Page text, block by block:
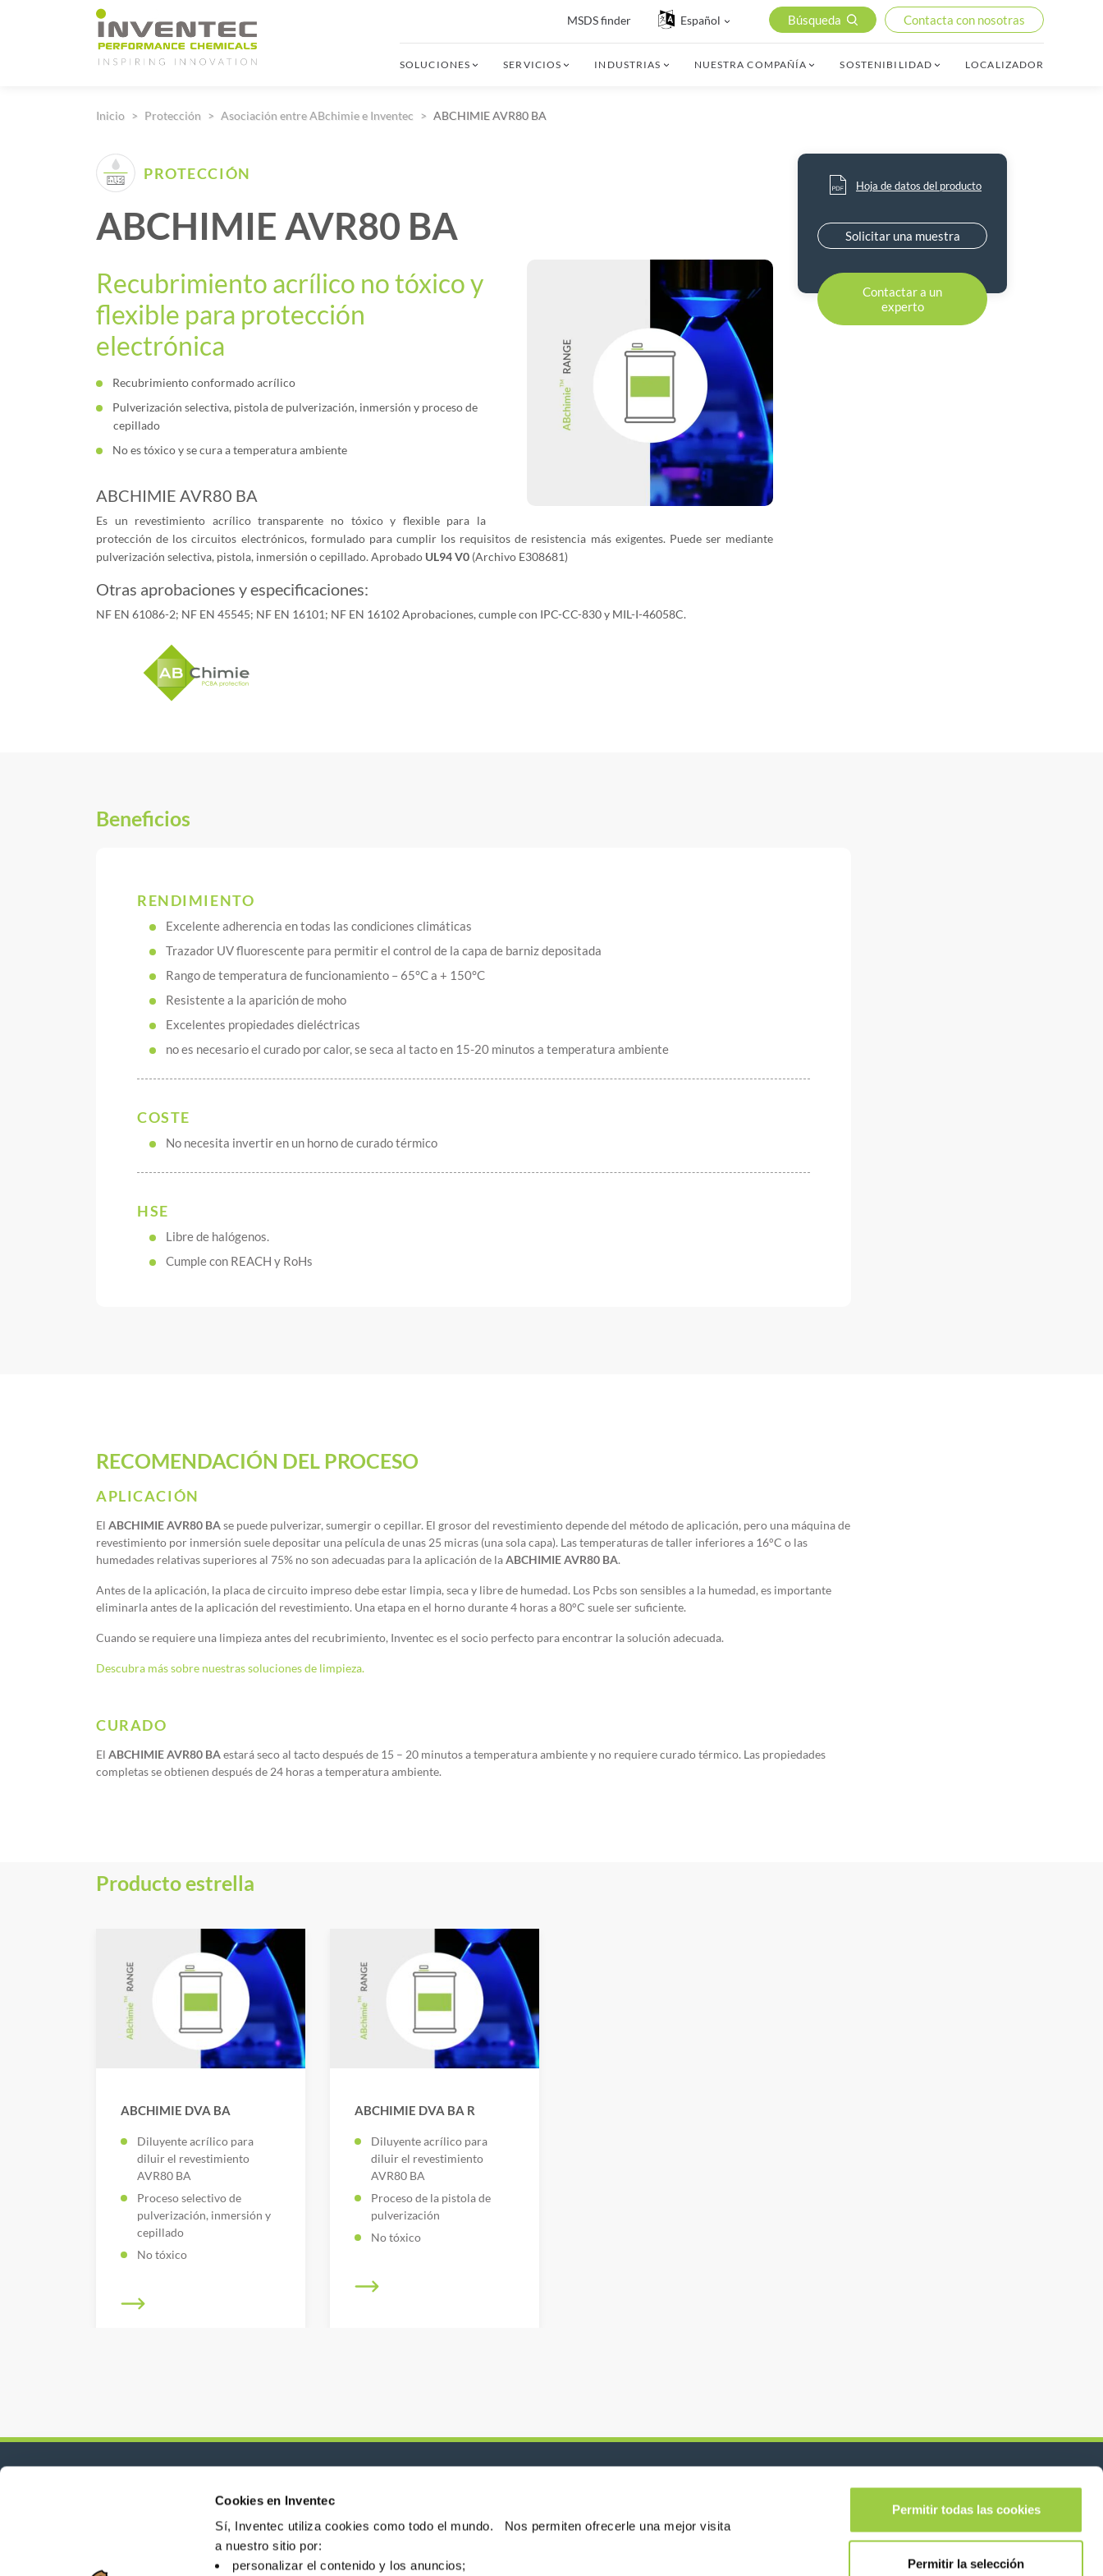
Cookies en Inventec
Sí, Inventec utiliza cookies como todo el mundo. Nos permiten ofrecerle una mejor visita
a nuestro sitio por:
personalizar el contenido y los anuncios;
Permitir todas las cookies
Permitir la selección
Main Navigation
MSDS finder Español Búsqueda Contacta con nosotras
SOLUCIONES SERVICIOS INDUSTRIAS NUESTRA COMPAÑÍA SOSTENIBILIDAD LOCALIZADOR
Inicio Protección Asociación entre ABchimie e Inventec ABCHIMIE AVR80 BA
PROTECCIÓN
ABCHIMIE AVR80 BA
Recubrimiento acrílico no tóxico y
flexible para protección
electrónica
Recubrimiento conformado acrílico
Pulverización selectiva, pistola de pulverización, inmersión y proceso de
cepillado
No es tóxico y se cura a temperatura ambiente
ABCHIMIE AVR80 BA
Es un revestimiento acrílico transparente no tóxico y flexible para la
protección de los circuitos electrónicos, formulado para cumplir los requisitos de resistencia más exigentes. Puede ser mediante
pulverización selectiva, pistola, inmersión o cepillado. Aprobado UL94 V0 (Archivo E308681)
Otras aprobaciones y especificaciones:
NF EN 61086-2; NF EN 45545; NF EN 16101; NF EN 16102 Aprobaciones, cumple con IPC-CC-830 y MIL-I-46058C.
Hoja de datos del producto
Solicitar una muestra
Contactar a un
experto
Beneficios
RENDIMIENTO
Excelente adherencia en todas las condiciones climáticas
Trazador UV fluorescente para permitir el control de la capa de barniz depositada
Rango de temperatura de funcionamiento – 65°C a + 150°C
Resistente a la aparición de moho
Excelentes propiedades dieléctricas
no es necesario el curado por calor, se seca al tacto en 15-20 minutos a temperatura ambiente
COSTE
No necesita invertir en un horno de curado térmico
HSE
Libre de halógenos.
Cumple con REACH y RoHs
RECOMENDACIÓN DEL PROCESO
APLICACIÓN
El ABCHIMIE AVR80 BAse puede pulverizar, sumergir o cepillar. El grosor del revestimiento depende del método de aplicación, pero una máquina de
revestimiento por inmersión suele depositar una película de unas 25 micras (una sola capa). Las temperaturas de taller inferiores a 16°C o las
humedades relativas superiores al 75% no son adecuadas para la aplicación de laABCHIMIE AVR80 BA.
Antes de la aplicación, la placa de circuito impreso debe estar limpia, seca y libre de humedad. Los Pcbs son sensibles a la humedad, es importante
eliminarla antes de la aplicación del revestimiento. Una etapa en el horno durante 4 horas a 80°C suele ser suficiente.
Cuando se requiere una limpieza antes del recubrimiento, Inventec es el socio perfecto para encontrar la solución adecuada.
Descubra más sobre nuestras soluciones de limpieza.
CURADO
El ABCHIMIE AVR80 BAestará seco al tacto después de 15 – 20 minutos a temperatura ambiente y no requiere curado térmico. Las propiedades
completas se obtienen después de 24 horas a temperatura ambiente.
Producto estrella
ABCHIMIE DVA BA
Diluyente acrílico para
diluir el revestimiento
AVR80 BA
Proceso selectivo de
pulverización, inmersión y
cepillado
No tóxico
ABCHIMIE DVA BA R
Diluyente acrílico para
diluir el revestimiento
AVR80 BA
Proceso de la pistola de
pulverización
No tóxico
Novedades, servicios, productos, ...
¡Manténgase conectado con nuestro boletín de noticias!
Síganos en: